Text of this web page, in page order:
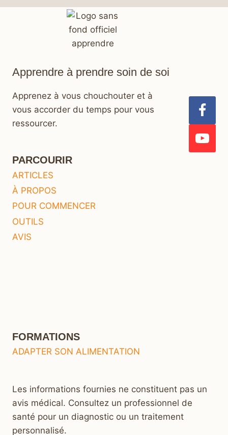
Apprendre à prendre soin de soi
Apprenez à vous chouchouter et à
vous accorder du temps pour vous
ressourcer.
PARCOURIR
ARTICLES
À PROPOS
POUR COMMENCER
OUTILS
AVIS
FORMATIONS
ADAPTER SON ALIMENTATION
Les informations fournies ne constituent pas un
avis médical. Consultez un professionnel de
santé pour un diagnostic ou un traitement
personnalisé.